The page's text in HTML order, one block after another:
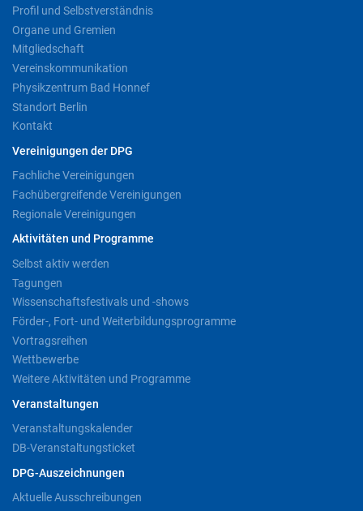
Profil und Selbstverständnis
Organe und Gremien
Mitgliedschaft
Vereinskommunikation
Physikzentrum Bad Honnef
Standort Berlin
Kontakt
Vereinigungen der DPG
Fachliche Vereinigungen
Fachübergreifende Vereinigungen
Regionale Vereinigungen
Aktivitäten und Programme
Selbst aktiv werden
Tagungen
Wissenschaftsfestivals und -shows
Förder-, Fort- und Weiterbildungsprogramme
Vortragsreihen
Wettbewerbe
Weitere Aktivitäten und Programme
Veranstaltungen
Veranstaltungskalender
DB-Veranstaltungsticket
DPG-Auszeichnungen
Aktuelle Ausschreibungen